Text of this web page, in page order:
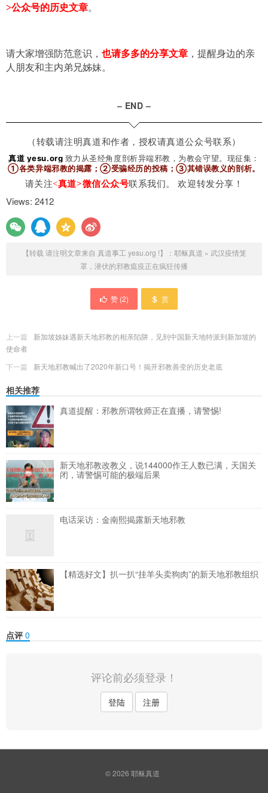
>公众号的历史文章。
请大家增强防范意识， 也请多多的分享文章 ，提醒身边的亲
人朋友和主内弟兄姊妹。
– END –
（转载请注明真道和作者，授权请真道公众号联系）
真道 yesu.org 致力从圣经角度剖析异端邪教，为教会守望。 现征集：
①各类异端邪教的揭露；②受骗经历的投稿；③其错误教义的剖析。
请关注<真道>微信公众号联系我们。 欢迎转发分享！
Views: 2412
【转载 请注明文章来自 真道事工 yesu.org !】： 耶稣真道 » 武汉疫情笼
罩，潜伏的邪教瘟疫正在疯狂传播
赞 (2) 赏
上一篇
新加坡姊妹遇新天地邪教的相亲陷阱，见到中国新天地特派到新加坡的
使命者
下一篇
新天地邪教喊出了2020年新口号！揭开邪教善变的历史老底
相关推荐
真道提醒：邪教所谓牧师正在直播，请警惕!
新天地邪教改教义，说144000作王人数已满，天国关
闭，请警惕可能的极端后果
电话采访：金南熙揭露新天地邪教
【精选好文】扒一扒“挂羊头卖狗肉”的新天地邪教组织
点评0
评论前必须登录！
登陆 注册
© 2026 耶稣真道